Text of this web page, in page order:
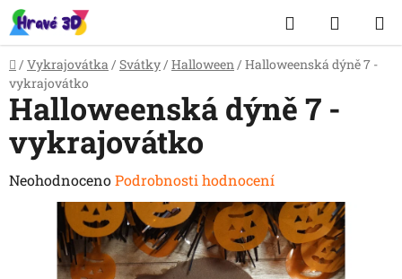
Přejít
na
obsah
Hledat
KOŠÍK
Domů
/ Vykrajovátka / Svátky / Halloween / Halloweenská dýně 7 -
vykrajovátko
Halloweenská dýně 7 -
vykrajovátko
Průměrné
hodnocení
produktu
NeohodnocenoPodrobnosti hodnocení